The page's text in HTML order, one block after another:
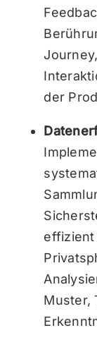
der
effizient
Muster,